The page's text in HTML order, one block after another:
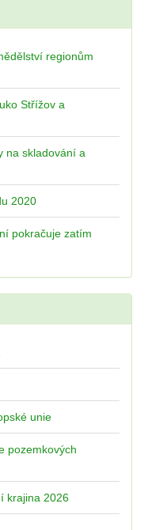
regionům
Střížov a
na skladování a
2020
pokračuje zatím
unie
pozemkových
krajina 2026